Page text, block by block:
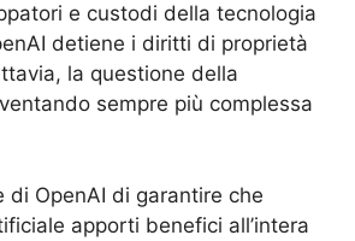
e custodi della tecnologia
detiene i diritti di proprietà
la questione della
sempre più complessa
di OpenAI di garantire che
apporti benefici all’intera